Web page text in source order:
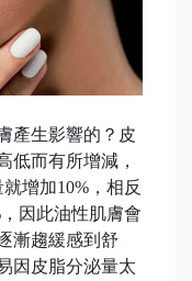
產生影響的？皮
低而有所增減，
增加10%，相反
因此油性肌膚會
漸趨緩感到舒
因皮脂分泌量太